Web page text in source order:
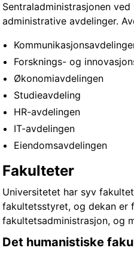
Sentraladministrasjonen
administrative avdelinger.
Forsknings- og
Økonomiavdelingen
Studieavdeling
HR-avdelingen
IT-avdelingen
Eiendomsavdelingen
Fakulteter
Universitetet har syv
fakultetsstyret, og dekan er
fakultetsadministrasjon, og
Det humanistiske